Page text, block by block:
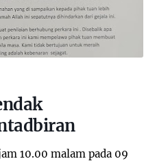
10.00 malam pada 09